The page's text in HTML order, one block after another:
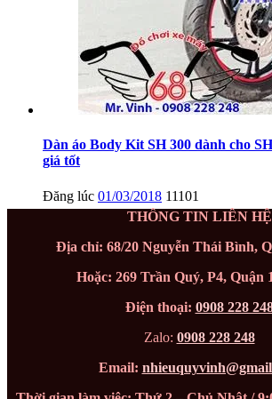
Dàn áo Body Kit SH 300 dành cho
giá tốt
Đăng lúc 01/03/2018 11101
THÔNG TIN LIÊN HỆ
Địa chỉ: 68/20 Nguyễn Thái Bình,
Hoặc: 269 Trần Quý, P4, Quận
Điện thoại: 0908 228
Zalo: 0908 228 248
Email: